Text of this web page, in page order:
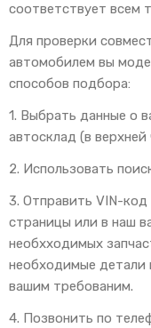
соответствует всем
Для проверки
автомобилем вы
способов подбора:
1. Выбрать данные о
автосклад (в
2. Использовать
3. Отправить VIN-
страницы или в наш
необхходимых
необходимые детали
вашим требованим.
4. Позвонить по